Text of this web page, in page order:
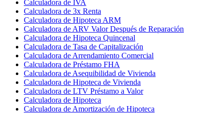
Calculadora de IVA
Calculadora de 3x Renta
Calculadora de Hipoteca ARM
Calculadora de ARV Valor Después de Reparación
Calculadora de Hipoteca Quincenal
Calculadora de Tasa de Capitalización
Calculadora de Arrendamiento Comercial
Calculadora de Préstamo FHA
Calculadora de Asequibilidad de Vivienda
Calculadora de Hipoteca de Vivienda
Calculadora de LTV Préstamo a Valor
Calculadora de Hipoteca
Calculadora de Amortización de Hipoteca